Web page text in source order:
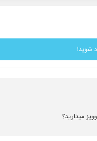
شوید!
میذارید؟